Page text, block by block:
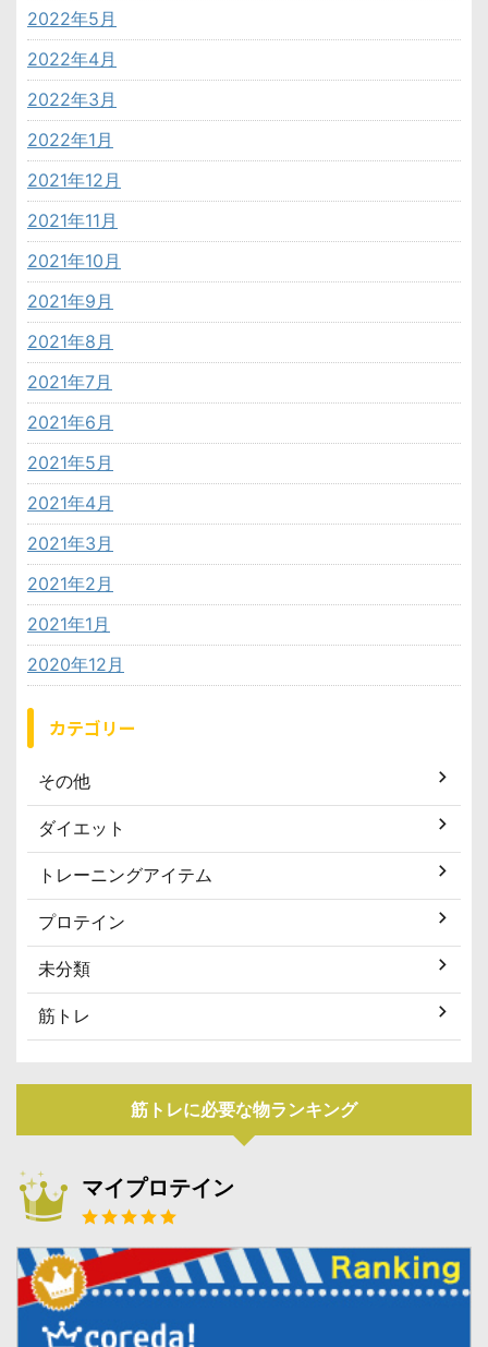
2022年5月
2022年4月
2022年3月
2022年1月
2021年12月
2021年11月
2021年10月
2021年9月
2021年8月
2021年7月
2021年6月
2021年5月
2021年4月
2021年3月
2021年2月
2021年1月
2020年12月
カテゴリー
その他
ダイエット
トレーニングアイテム
プロテイン
未分類
筋トレ
筋トレに必要な物ランキング
マイプロテイン